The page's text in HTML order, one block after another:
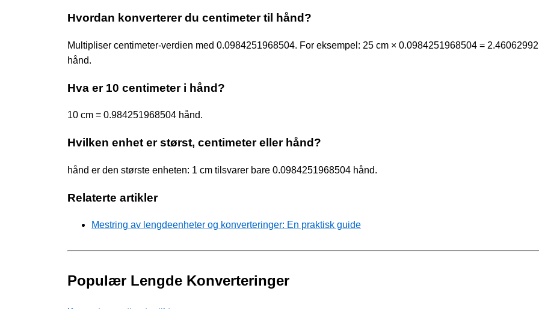
Hvordan konverterer du centimeter til hånd?
Multipliser centimeter-verdien med 0.0984251968504. For eksempel: 25 cm × 0.0984251968504 =
hånd.
Hva er 10 centimeter i hånd?
10 cm = 0.984251968504 hånd.
Hvilken enhet er størst, centimeter eller hånd?
hånd er den største enheten: 1 cm tilsvarer bare 0.0984251968504 hånd.
Relaterte artikler
Mestring av lengdeenheter og konverteringer: En praktisk guide
Populær Lengde Konverteringer